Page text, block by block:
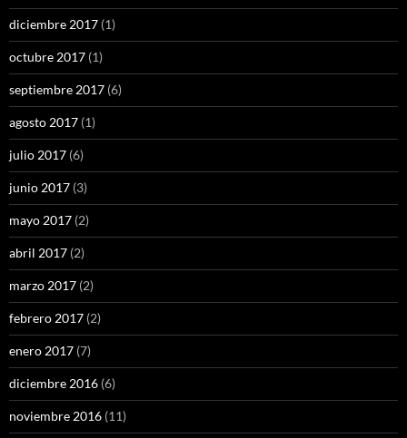
diciembre 2017 (1)
octubre 2017 (1)
septiembre 2017 (6)
agosto 2017 (1)
julio 2017 (6)
junio 2017 (3)
mayo 2017 (2)
abril 2017 (2)
marzo 2017 (2)
febrero 2017 (2)
enero 2017 (7)
diciembre 2016 (6)
noviembre 2016 (11)